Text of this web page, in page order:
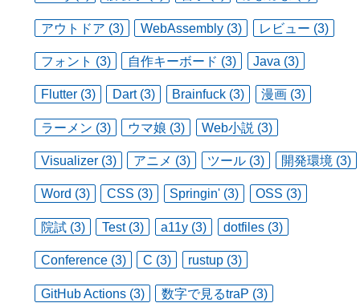
アウトドア (3) WebAssembly (3) レビュー (3)
フォント (3) 自作キーボード (3) Java (3)
Flutter (3) Dart (3) Brainfuck (3) 漫画 (3)
ラーメン (3) ウマ娘 (3) Web小説 (3)
Visualizer (3) アニメ (3) ツール (3) 開発環境 (3)
Word (3) CSS (3) Springin' (3) OSS (3)
院試 (3) Test (3) a11y (3) dotfiles (3)
Conference (3) C (3) rustup (3)
GitHub Actions (3) 数字で見るtraP (3)